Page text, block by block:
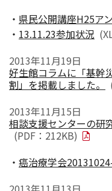
・ 県民公開講座H25ア
・ 13.11.23参加状況
2013年11月19日
好生館コラムに「基幹
割」を掲載しました。
2013年11月15日
相談支援センターの研
(PDF：212KB)
・ 癌治療学会